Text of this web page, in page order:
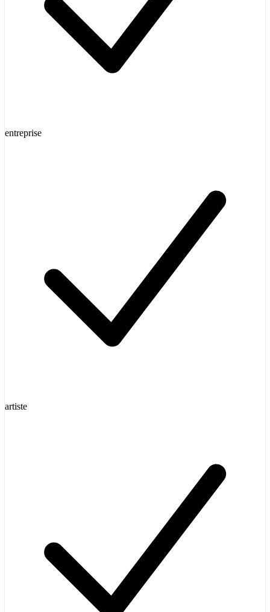
entreprise
artiste